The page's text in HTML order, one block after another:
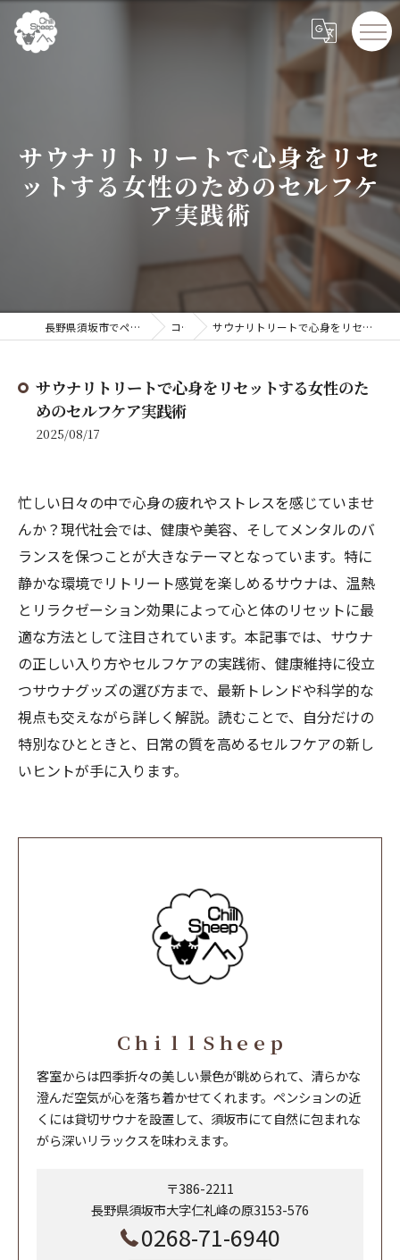
サウナリトリートで心身をリセ
ットする女性のためのセルフケ
ア実践術
長野県須坂市でペンションならChillSheep コラム サウナリトリートで心身をリセットする女性のためのセルフケア実践術
サウナリトリートで心身をリセットする女性のた
めのセルフケア実践術
2025/08/17
忙しい日々の中で心身の疲れやストレスを感じていませ
んか？現代社会では、健康や美容、そしてメンタルのバ
ランスを保つことが大きなテーマとなっています。特に
静かな環境でリトリート感覚を楽しめるサウナは、温熱
とリラクゼーション効果によって心と体のリセットに最
適な方法として注目されています。本記事では、サウナ
の正しい入り方やセルフケアの実践術、健康維持に役立
つサウナグッズの選び方まで、最新トレンドや科学的な
視点も交えながら詳しく解説。読むことで、自分だけの
特別なひとときと、日常の質を高めるセルフケアの新し
いヒントが手に入ります。
ＣｈｉｌｌＳｈｅｅｐ
客室からは四季折々の美しい景色が眺められて、清らかな
澄んだ空気が心を落ち着かせてくれます。ペンションの近
くには貸切サウナを設置して、須坂市にて自然に包まれな
がら深いリラックスを味わえます。
〒386-2211
長野県須坂市大字仁礼峰の原3153-576
0268-71-6940